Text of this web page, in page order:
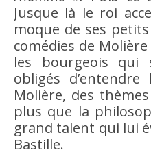
Jusque là le roi
moque de ses
comédies de
les bourgeois
obligés
Molière, des
plus que la
grand talent qui lui
Bastille.